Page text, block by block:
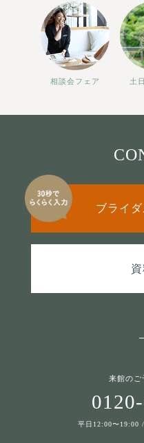
相談会フェア 土
ブライ
来館のご
平日12:00〜19:00